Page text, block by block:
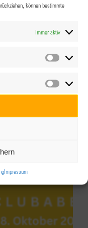
können bestimmte
Immer aktiv
Impressum